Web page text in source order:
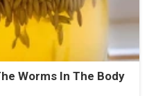
Worms In The Body